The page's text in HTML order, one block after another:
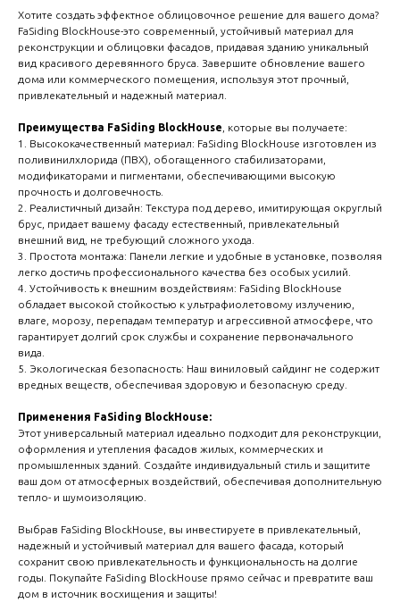
Zero
create your
block from
Хотите создать эффектное облицовочное решение для вашего дома?
FaSiding BlockHouse-это современный, устойчивый материал для
реконструкции и облицовки фасадов, придавая зданию уникальный
вид красивого деревянного бруса. Завершите обновление вашего
дома или коммерческого помещения, используя этот прочный,
привлекательный и надежный материал.
Преимущества FaSiding BlockHouse , которые вы получаете:
1. Высококачественный материал: FaSiding BlockHouse изготовлен из
поливинилхлорида (ПВХ), обогащенного стабилизаторами,
модификаторами и пигментами, обеспечивающими высокую
прочность и долговечность.
2. Реалистичный дизайн: Текстура под дерево, имитирующая округлый
брус, придает вашему фасаду естественный, привлекательный
внешний вид, не требующий сложного ухода.
3. Простота монтажа: Панели легкие и удобные в установке, позволяя
легко достичь профессионального качества без особых усилий.
4. Устойчивость к внешним воздействиям: FaSiding BlockHouse
обладает высокой стойкостью к ультрафиолетовому излучению,
влаге, морозу, перепадам температур и агрессивной атмосфере, что
гарантирует долгий срок службы и сохранение первоначального
вида.
5. Экологическая безопасность: Наш виниловый сайдинг не содержит
вредных веществ, обеспечивая здоровую и безопасную среду.
Применения FaSiding BlockHouse:
Этот универсальный материал идеально подходит для реконструкции,
оформления и утепления фасадов жилых, коммерческих и
промышленных зданий. Создайте индивидуальный стиль и защитите
ваш дом от атмосферных воздействий, обеспечивая дополнительную
тепло- и шумоизоляцию.
Выбрав FaSiding BlockHouse, вы инвестируете в привлекательный,
надежный и устойчивый материал для вашего фасада, который
сохранит свою привлекательность и функциональность на долгие
годы. Покупайте FaSiding BlockHouse прямо сейчас и превратите ваш
дом в источник восхищения и защиты!